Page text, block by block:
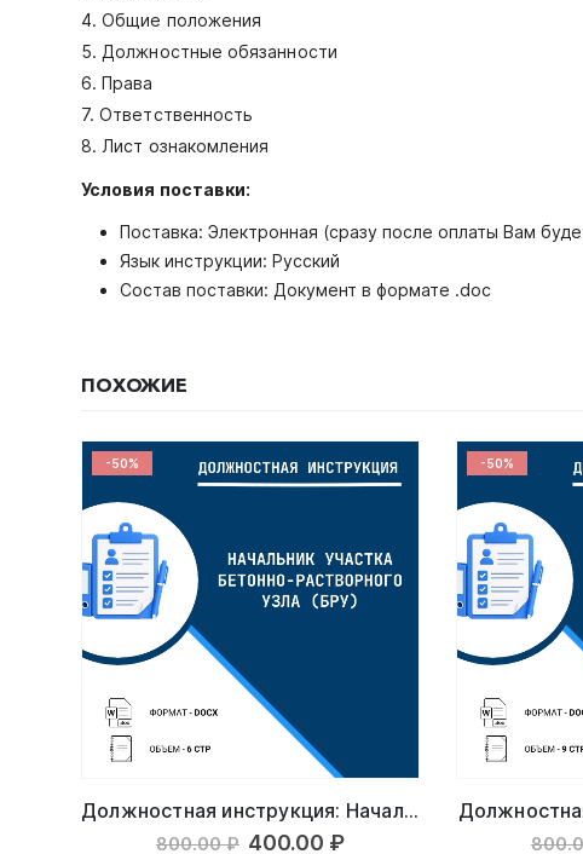
4. Общие положения
5. Должностные обязанности
6. Права
7. Ответственность
8. Лист ознакомления
Условия поставки:
Поставка: Электронная (сразу после оплаты Вам
Язык инструкции: Русский
Состав поставки: Документ в формате .doc
ПОХОЖИЕ
-50%
Должностная инструкция: Начальник участка бетонно-растворного узла (БРУ)
800.00₽ Первоначальная
400.00 ₽Текущая
-50%